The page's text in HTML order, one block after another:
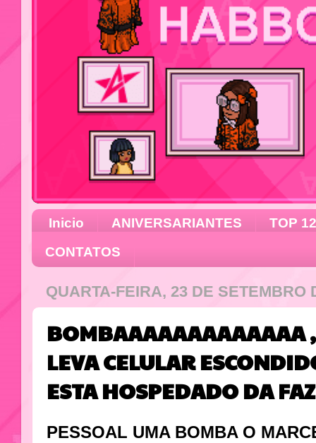
Inicio ANIVERSARIANTES
TOP 12
CONTATOS
QUARTA-FEIRA, 23 DE SETEMBRO
BOMBAAAAAAAAAAAAA
LEVA CELULAR
ESTA HOSPEDADO DA
PESSOAL UMA BOMBA O